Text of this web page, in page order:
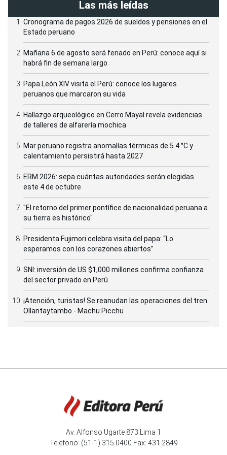
Las más leídas
Cronograma de pagos 2026 de sueldos y pensiones en el
Estado peruano
Mañana 6 de agosto será feriado en Perú: conoce aquí si
habrá fin de semana largo
Papa León XIV visita el Perú: conoce los lugares
peruanos que marcaron su vida
Hallazgo arqueológico en Cerro Mayal revela evidencias
de talleres de alfarería mochica
Mar peruano registra anomalías térmicas de 5.4 °C y
calentamiento persistirá hasta 2027
ERM 2026: sepa cuántas autoridades serán elegidas
este 4 de octubre
"El retorno del primer pontífice de nacionalidad peruana a
su tierra es histórico"
Presidenta Fujimori celebra visita del papa: “Lo
esperamos con los corazones abiertos”
SNI: inversión de US $1,000 millones confirma confianza
del sector privado en Perú
¡Atención, turistas! Se reanudan las operaciones del tren
Ollantaytambo - Machu Picchu
Av. Alfonso Ugarte 873 Lima 1
Teléfono: (51-1) 315 0400 Fax: 431 2849